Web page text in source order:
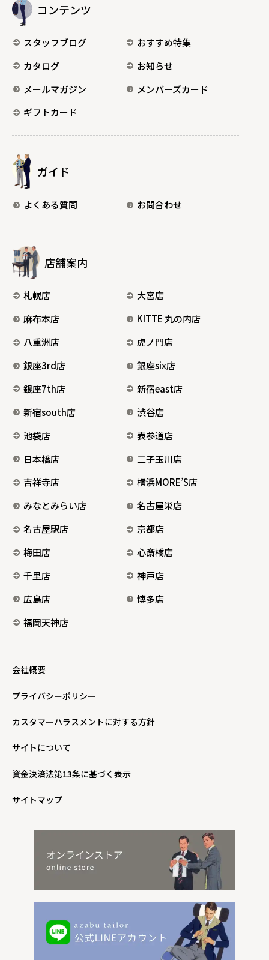
コンテンツ
スタッフブログ
おすすめ特集
カタログ
お知らせ
メールマガジン
メンバーズカード
ギフトカード
ガイド
よくある質問 お問合わせ
店舗案内
札幌店
大宮店
麻布本店
KITTE 丸の内店
八重洲店
虎ノ門店
銀座3rd店
銀座six店
銀座7th店
新宿east店
新宿south店
渋谷店
池袋店
表参道店
日本橋店
二子玉川店
吉祥寺店
横浜MORE’S店
みなとみらい店
名古屋栄店
名古屋駅店
京都店
梅田店
心斎橋店
千里店
神戸店
広島店
博多店
福岡天神店
会社概要
プライバシーポリシー
カスタマーハラスメントに対する方針
サイトについて
資金決済法第13条に基づく表示
サイトマップ